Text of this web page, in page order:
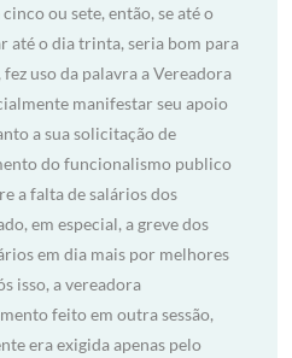
ou sete, então, se até o
até o dia trinta, seria bom para
uso da palavra a Vereadora
manifestar seu apoio
a sua solicitação de
do funcionalismo publico
a falta de salários dos
em especial, a greve dos
em dia mais por melhores
isso, a vereadora
feito em outra sessão,
era exigida apenas pelo